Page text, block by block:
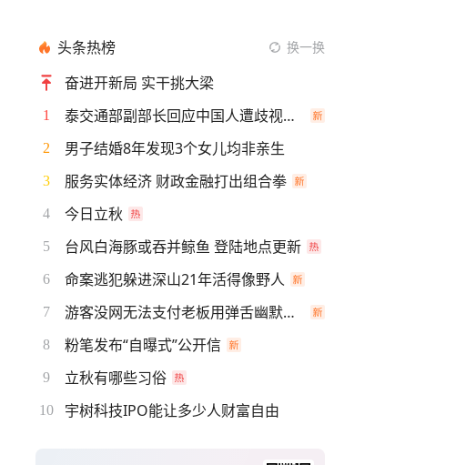
头条热榜 换一换
奋进开新局 实干挑大梁
1 泰交通部副部长回应中国人遭歧视手势
2 男子结婚8年发现3个女儿均非亲生
3 服务实体经济 财政金融打出组合拳
4 今日立秋
5 台风白海豚或吞并鲸鱼 登陆地点更新
6 命案逃犯躲进深山21年活得像野人
7 游客没网无法支付老板用弹舌幽默化解
8 粉笔发布“自曝式”公开信
9 立秋有哪些习俗
10 宇树科技IPO能让多少人财富自由